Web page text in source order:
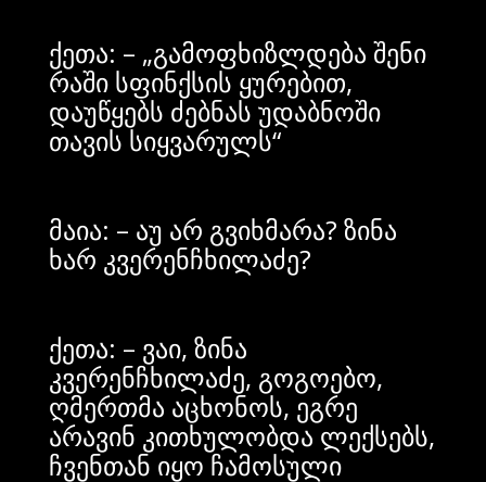
ქეთა: – „გამოფხიზლდება შენი
რაში სფინქსის ყურებით,
დაუწყებს ძებნას უდაბნოში
თავის სიყვარულს“
მაია: – აუ არ გვიხმარა? ზინა
ხარ კვერენჩხილაძე?
ქეთა: – ვაი, ზინა
კვერენჩხილაძე, გოგოებო,
ღმერთმა აცხონოს, ეგრე
არავინ კითხულობდა ლექსებს,
ჩვენთან იყო ჩამოსული